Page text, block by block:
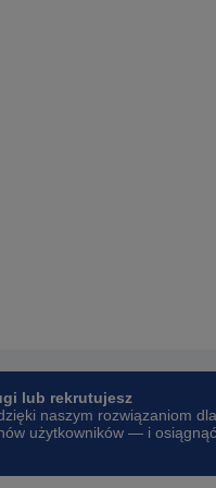
lub rekrutujesz
naszym rozwiązaniom dla
użytkowników — i osiągnąć